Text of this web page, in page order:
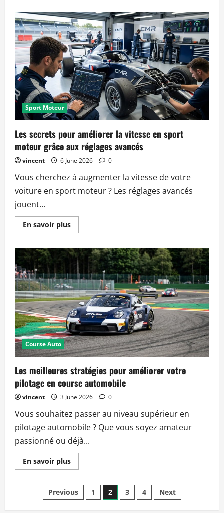
innovations
en
aérodynamisme
qui
redéfinissent
la
course
automobile
en
2026
Sport Moteur
Les secrets pour améliorer la vitesse en sport
moteur grâce aux réglages avancés
vincent 6 June 2026 0
Vous cherchez à augmenter la vitesse de votre
voiture en sport moteur ? Les réglages avancés
jouent...
En savoir plusRead
more
secrets
pour
améliorer
la
vitesse
en
sport
moteur
grâce
aux
réglages
avancés
Course Auto
Les meilleures stratégies pour améliorer votre
pilotage en course automobile
vincent 3 June 2026 0
Vous souhaitez passer au niveau supérieur en
pilotage automobile ? Que vous soyez amateur
passionné ou déjà...
En savoir plusRead
more
meilleures
stratégies
pour
améliorer
Posts
Previous 1 2 3 4 Next